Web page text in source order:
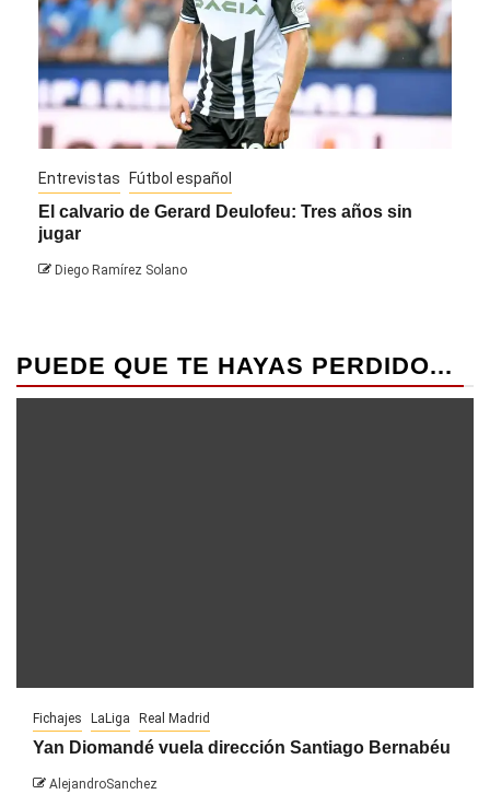
Entrevistas Fútbol español
El calvario de Gerard Deulofeu: Tres años sin
jugar
Diego Ramírez Solano
PUEDE QUE TE HAYAS PERDIDO...
Fichajes LaLiga Real Madrid
Yan Diomandé vuela dirección Santiago Bernabéu
AlejandroSanchez